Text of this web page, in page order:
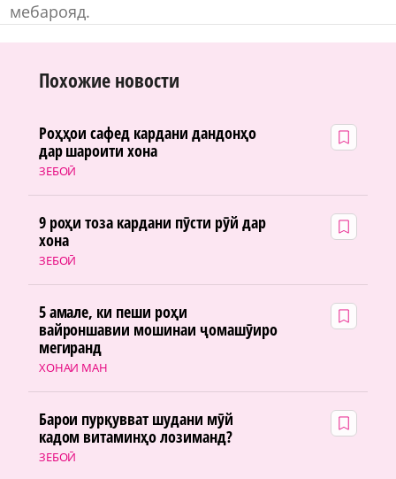
мебарояд.
Похожие новости
ЗЕБОӢ
Роҳҳои сафед кардани дандонҳо
дар шароити хона
ЗЕБОӢ
9 роҳи тоза кардани пӯсти рӯй дар
хона
ХОНАИ МАН
5 амале, ки пеши роҳи
вайроншавии мошинаи ҷомашӯиро
мегиранд
ЗЕБОӢ
Барои пурқувват шудани мӯй
кадом витаминҳо лозиманд?